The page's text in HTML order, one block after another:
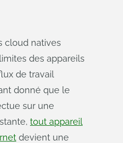
cloud natives
des appareils
de travail
donné que le
sur une
tout appareil
devient une